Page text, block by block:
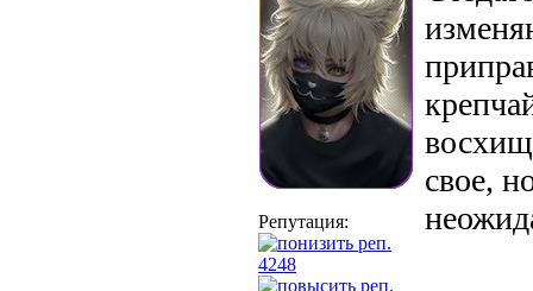
Репутация:
4248
свое,